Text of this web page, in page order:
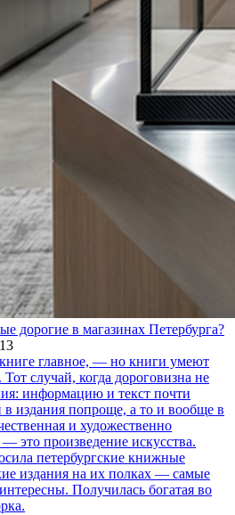
дорогие в магазинах Петербурга?
главное, — но книги умеют
случай, когда дороговизна не
информацию и текст почти
в издания попроще, а то и вообще в
и художественно
это произведение искусства.
петербургские книжные
издания на их полках — самые
Получилась богатая во